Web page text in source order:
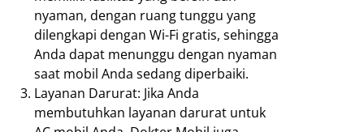
nyaman, dengan ruang tunggu yang
dilengkapi dengan Wi-Fi gratis, sehingga
Anda dapat menunggu dengan nyaman
saat mobil Anda sedang diperbaiki.
Layanan Darurat: Jika Anda
membutuhkan layanan darurat untuk